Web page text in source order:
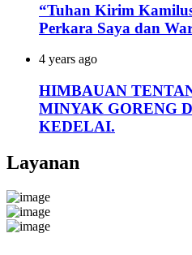
“Tuhan Kirim
Perkara Saya dan
4 years ago
HIMBAUAN
MINYAK GORENG
KEDELAI.
Layanan